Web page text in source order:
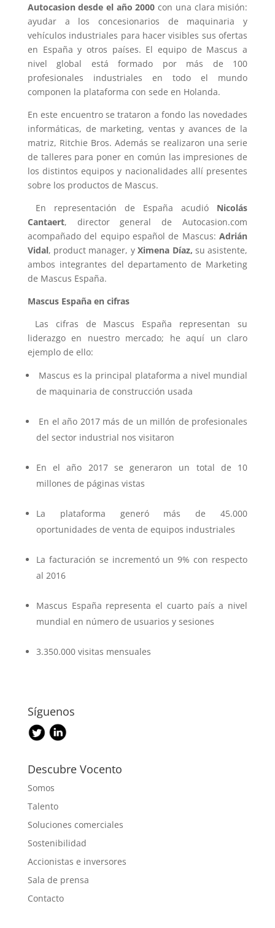
Autocasion desde el año 2000 con una clara misión:
ayudar a los concesionarios de maquinaria y
vehículos industriales para hacer visibles sus ofertas
en España y otros países. El equipo de Mascus a
nivel global está formado por más de 100
profesionales industriales en todo el mundo
componen la plataforma con sede en Holanda.
En este encuentro se trataron a fondo las novedades
informáticas, de marketing, ventas y avances de la
matriz, Ritchie Bros. Además se realizaron una serie
de talleres para poner en común las impresiones de
los distintos equipos y nacionalidades allí presentes
sobre los productos de Mascus.
En representación de España acudió Nicolás
Cantaert, director general de Autocasion.com
acompañado del equipo español de Mascus:Adrián
Vidal, product manager, yXimena Díaz, su asistente,
ambos integrantes del departamento de Marketing
de Mascus España.
Mascus España en cifras
Las cifras de Mascus España representan su
liderazgo en nuestro mercado; he aquí un claro
ejemplo de ello:
Mascus es la principal plataforma a nivel mundial
de maquinaria de construcción usada
En el año 2017 más de un millón de profesionales
del sector industrial nos visitaron
En el año 2017 se generaron un total de 10
millones de páginas vistas
La plataforma generó más de 45.000
oportunidades de venta de equipos industriales
La facturación se incrementó un 9% con respecto
al 2016
Mascus España representa el cuarto país a nivel
mundial en número de usuarios y sesiones
3.350.000 visitas mensuales
Síguenos
Descubre Vocento
Somos
Talento
Soluciones comerciales
Sostenibilidad
Accionistas e inversores
Sala de prensa
Contacto